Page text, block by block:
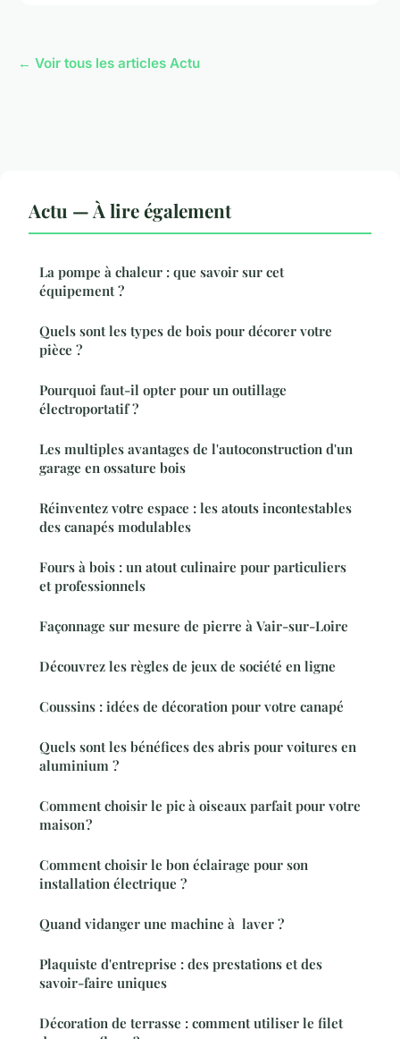
← Voir tous les articles Actu
Actu — À lire également
La pompe à chaleur : que savoir sur cet
équipement ?
Quels sont les types de bois pour décorer votre
pièce ?
Pourquoi faut-il opter pour un outillage
électroportatif ?
Les multiples avantages de l'autoconstruction d'un
garage en ossature bois
Réinventez votre espace : les atouts incontestables
des canapés modulables
Fours à bois : un atout culinaire pour particuliers
et professionnels
Façonnage sur mesure de pierre à Vair-sur-Loire
Découvrez les règles de jeux de société en ligne
Coussins : idées de décoration pour votre canapé
Quels sont les bénéfices des abris pour voitures en
aluminium ?
Comment choisir le pic à oiseaux parfait pour votre
maison ?
Comment choisir le bon éclairage pour son
installation électrique ?
Quand vidanger une machine à laver ?
Plaquiste d'entreprise : des prestations et des
savoir-faire uniques
Décoration de terrasse : comment utiliser le filet